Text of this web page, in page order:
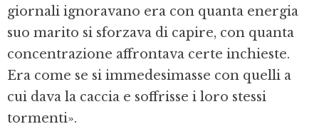
giornali ignoravano era con quanta energia
suo marito si sforzava di capire, con quanta
concentrazione affrontava certe inchieste.
Era come se si immedesimasse con quelli a
cui dava la caccia e soffrisse i loro stessi
tormenti».